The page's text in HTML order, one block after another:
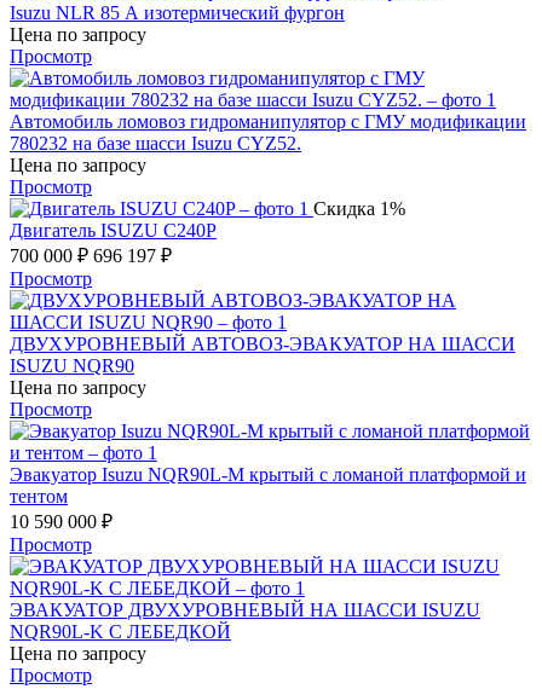
Isuzu NLR 85 А изотермический фургон
Цена по запросу
Просмотр
Автомобиль ломовоз гидроманипулятор с ГМУ модификации
780232 на базе шасси Isuzu CYZ52.
Цена по запросу
Просмотр
Скидка 1%
Двигатель ISUZU С240P
700 000 ₽ 696 197 ₽
Просмотр
ДВУХУРОВНЕВЫЙ АВТОВОЗ-ЭВАКУАТОР НА ШАССИ
ISUZU NQR90
Цена по запросу
Просмотр
Эвакуатор Isuzu NQR90L-M крытый с ломаной платформой и
тентом
10 590 000 ₽
Просмотр
ЭВАКУАТОР ДВУХУРОВНЕВЫЙ НА ШАССИ ISUZU
NQR90L-K С ЛЕБЕДКОЙ
Цена по запросу
Просмотр